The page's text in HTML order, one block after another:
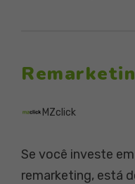
MZclick
Se você investe
remarketing, está